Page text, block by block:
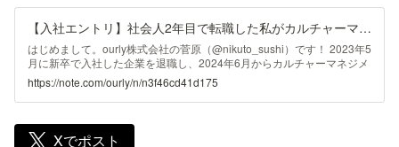
【入社エントリ】社会人2年目で転職した私がカルチャーマネジメント集団に惚れている理由｜ourly（アワリー）
はじめまして。ourly株式会社の菅原（@nikuto_sushi）です！ 2023年5
月に新卒で入社した企業を退職し、2024年6月からカルチャーマネジメ
ントSaaS コンサルティングセールス（FS）・組織開発（CS）メンバ
ーとして、ourly株式会社に入社しました！ ourlyってどんな会社なんだ
ろう？どんな人が働いてるんだろう？ 新卒2年目の転職ってぶっちゃけ
います！ 海外旅行を趣味と言いたい所存。イギリス1人旅いったときの
https://note.com/ourly/n/n3f46cd41d175
Xでポスト